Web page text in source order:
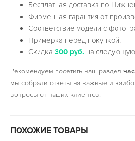
Бесплатная доставка по
Фирменная гарантия от
Соответствие модели с
Примерка перед покупкой.
Скидка300 руб. на следующую
Рекомендуем посетить наш раздел
мы собрали ответы на важные и
вопросы от наших клиентов.
ПОХОЖИЕ ТОВАРЫ